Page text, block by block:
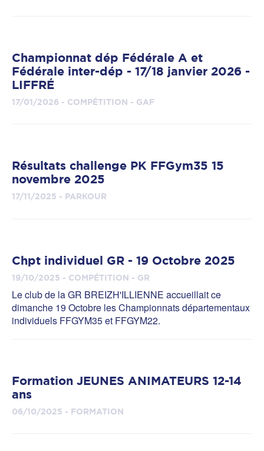
Championnat dép Fédérale A et
Fédérale inter-dép - 17/18 janvier 2026 -
LIFFRÉ
17/01/2026 - COMPÉTITION - GAF
Résultats challenge PK FFGym35 15
novembre 2025
17/11/2025 - PARKOUR
Chpt individuel GR - 19 Octobre 2025
19/10/2025 - COMPÉTITION - GR
Le club de la GR BREIZH'ILLIENNE accueillait ce
dimanche 19 Octobre les Championnats départementaux
individuels FFGYM35 et FFGYM22.
Formation JEUNES ANIMATEURS 12-14
ans
06/10/2025 - FORMATION